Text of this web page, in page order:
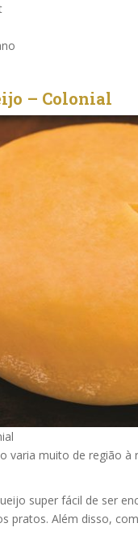
– Colonial
varia muito de região
super fácil de ser
pratos. Além disso,